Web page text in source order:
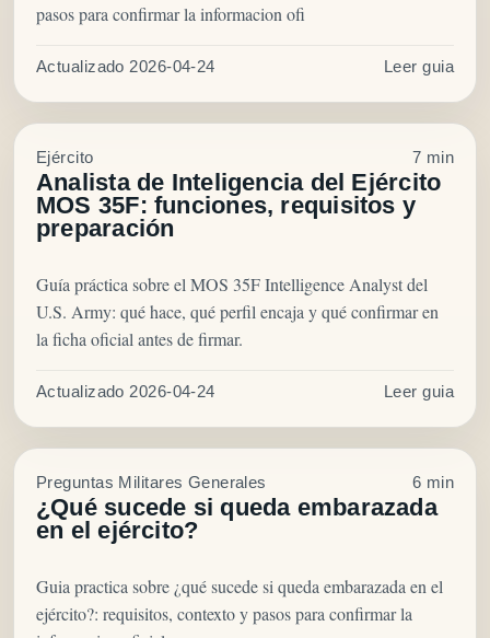
pasos para confirmar la informacion ofi
Actualizado 2026-04-24 Leer guia
Ejército 7 min
Analista de Inteligencia del Ejército
MOS 35F: funciones, requisitos y
preparación
Guía práctica sobre el MOS 35F Intelligence Analyst del
U.S. Army: qué hace, qué perfil encaja y qué confirmar en
la ficha oficial antes de firmar.
Actualizado 2026-04-24 Leer guia
Preguntas Militares Generales 6 min
¿Qué sucede si queda embarazada
en el ejército?
Guia practica sobre ¿qué sucede si queda embarazada en el
ejército?: requisitos, contexto y pasos para confirmar la